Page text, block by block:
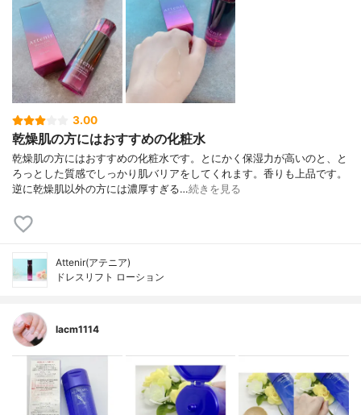
3.00
乾燥肌の方にはおすすめの化粧水
乾燥肌の方にはおすすめの化粧水です。とにかく保湿力が高いのと、と
ろっとした質感でしっかり肌バリアをしてくれます。香りも上品です。
逆に乾燥肌以外の方には濃厚すぎる…続きを見る
Attenir(アテニア)
ドレスリフト ローション
lacm1114